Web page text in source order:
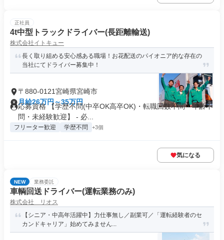
正社員
4t中型トラックドライバー(長距離輸送)
株式会社イトキュー
長く取り組める安心感ある職場！お花配送のパイオニア的な存在の
当社にてドライバー募集中！
〒880-0121宮崎県宮崎市
月給26万円～35万円
応募資格 【学歴不問(中卒OK高卒OK)・転職回数不問・年齢不
問・未経験歓迎】 - 必...
フリーター歓迎 学歴不問 +3個
気になる
NEW 業務委託
車輌回送ドライバー(運転業務のみ)
株式会社 リオス
【シニア・中高年活躍中】力仕事無し／副業可／「運転経験者のセ
カンドキャリア」始めてみません...